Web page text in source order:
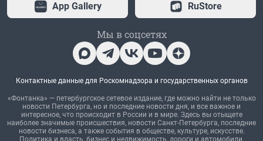
App Gallery RuStore
Мы в соцсетях
Контактные данные для Роскомнадзора и государственных органов
«Фонтанка» — петербургское сетевое издание, где можно найти не только
новости Петербурга, но и последние новости дня, и все важное и
интересное, что происходит в России и в мире. Здесь вы отыщете
наиболее значимые происшествия, новости Санкт-Петербурга, последние
новости бизнеса, а также события в обществе, культуре, искусстве.
Политика и власть, бизнес и недвижимость, дороги и автомобили,